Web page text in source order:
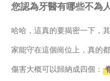
您認為牙醫有哪些不為
哈哈，這真的要揭密一下，
家能守在這個崗位上，真的
傷害大概可以歸納成四個：